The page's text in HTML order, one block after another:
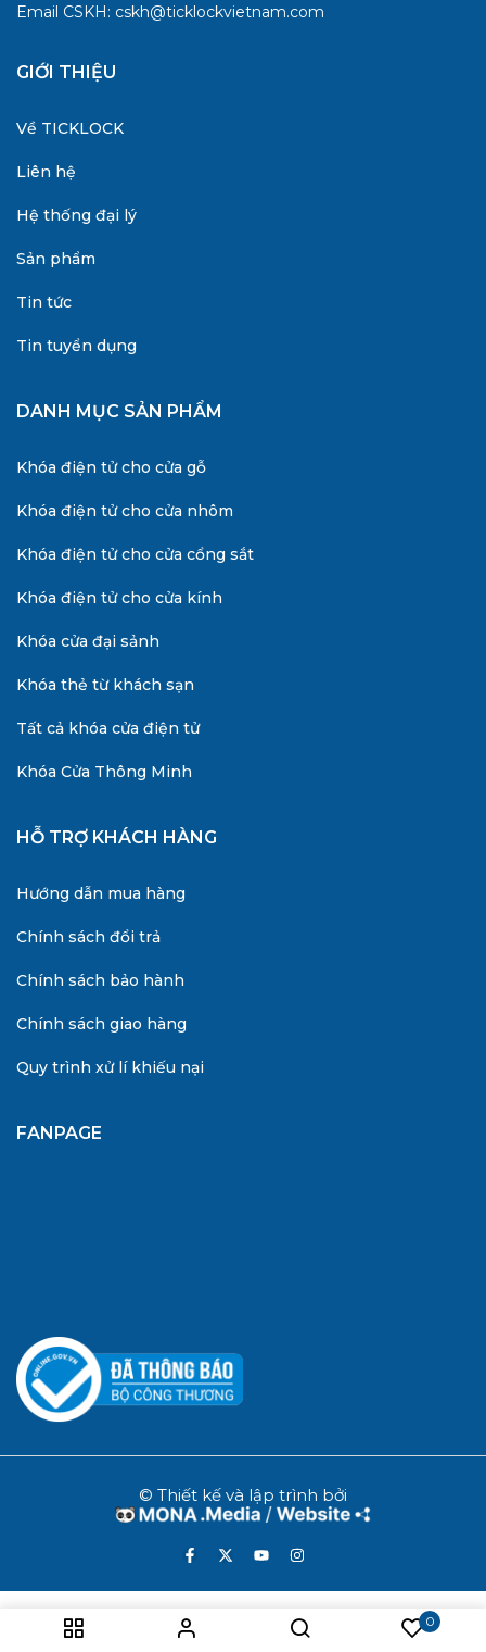
0
Email CSKH: cskh@ticklockvietnam.com
GIỚI THIỆU
Về TICKLOCK
Liên hệ
Hệ thống đại lý
Sản phẩm
Tin tức
Tin tuyển dụng
DANH MỤC SẢN PHẨM
Khóa điện tử cho cửa gỗ
Khóa điện tử cho cửa nhôm
Khóa điện tử cho cửa cổng sắt
Khóa điện tử cho cửa kính
Khóa cửa đại sảnh
Khóa thẻ từ khách sạn
Tất cả khóa cửa điện tử
Khóa Cửa Thông Minh
HỖ TRỢ KHÁCH HÀNG
Hướng dẫn mua hàng
Chính sách đổi trả
Chính sách bảo hành
Chính sách giao hàng
Quy trình xử lí khiếu nại
FANPAGE
© Thiết kế và lập trình bởi